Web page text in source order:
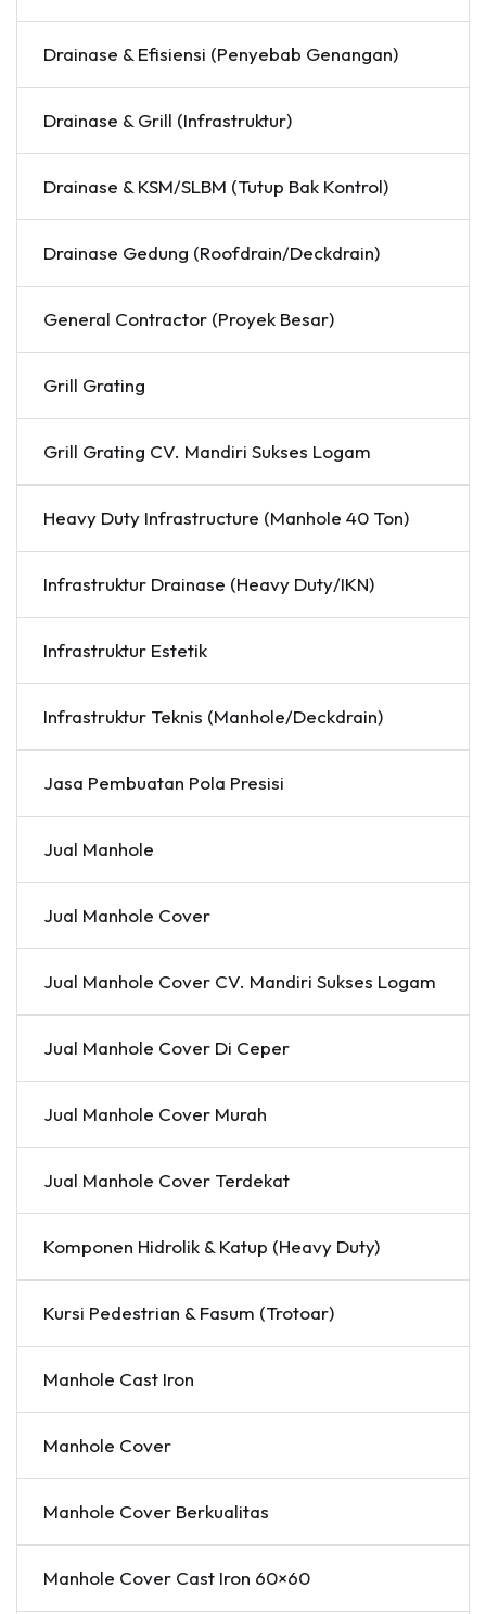
Drainase & Efisiensi (Penyebab Genangan)
Drainase & Grill (Infrastruktur)
Drainase & KSM/SLBM (Tutup Bak Kontrol)
Drainase Gedung (Roofdrain/Deckdrain)
General Contractor (Proyek Besar)
Grill Grating
Grill Grating CV. Mandiri Sukses Logam
Heavy Duty Infrastructure (Manhole 40 Ton)
Infrastruktur Drainase (Heavy Duty/IKN)
Infrastruktur Estetik
Infrastruktur Teknis (Manhole/Deckdrain)
Jasa Pembuatan Pola Presisi
Jual Manhole
Jual Manhole Cover
Jual Manhole Cover CV. Mandiri Sukses Logam
Jual Manhole Cover Di Ceper
Jual Manhole Cover Murah
Jual Manhole Cover Terdekat
Komponen Hidrolik & Katup (Heavy Duty)
Kursi Pedestrian & Fasum (Trotoar)
Manhole Cast Iron
Manhole Cover
Manhole Cover Berkualitas
Manhole Cover Cast Iron 60×60